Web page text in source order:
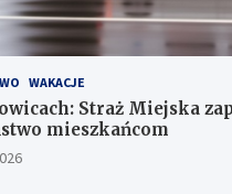
WAKACJE
Straż Miejska
mieszkańcom